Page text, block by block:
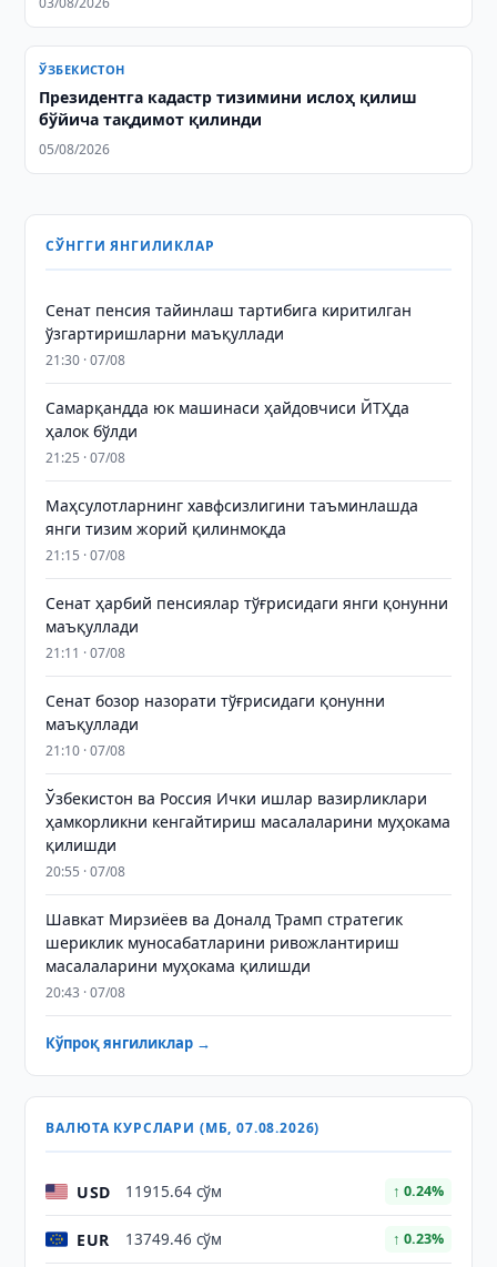
ЎЗБЕКИСТОН
Президентга кадастр тизимини ислоҳ қилиш
бўйича тақдимот қилинди
05/08/2026
СЎНГГИ ЯНГИЛИКЛАР
Сенат пенсия тайинлаш тартибига киритилган
ўзгартиришларни маъқуллади
21:30 · 07/08
Самарқандда юк машинаси ҳайдовчиси ЙТҲда
ҳалок бўлди
21:25 · 07/08
Маҳсулотларнинг хавфсизлигини таъминлашда
янги тизим жорий қилинмоқда
21:15 · 07/08
Сенат ҳарбий пенсиялар тўғрисидаги янги қонунни
маъқуллади
21:11 · 07/08
Сенат бозор назорати тўғрисидаги қонунни
маъқуллади
21:10 · 07/08
Ўзбекистон ва Россия Ички ишлар вазирликлари
ҳамкорликни кенгайтириш масалаларини муҳокама
қилишди
20:55 · 07/08
Шавкат Мирзиёев ва Доналд Трамп стратегик
шериклик муносабатларини ривожлантириш
масалаларини муҳокама қилишди
20:43 · 07/08
Кўпроқ янгиликлар →
ВАЛЮТА КУРСЛАРИ (МБ, 07.08.2026)
USD 11915.64 сўм ↑ 0.24%
EUR 13749.46 сўм ↑ 0.23%